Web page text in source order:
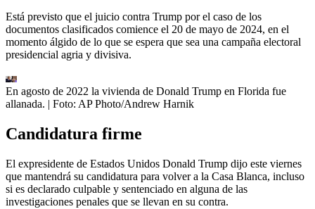
Está previsto que el juicio contra Trump por el caso de los
documentos clasificados comience el 20 de mayo de 2024, en el
momento álgido de lo que se espera que sea una campaña electoral
presidencial agria y divisiva.
En agosto de 2022 la vivienda de Donald Trump en Florida fue
allanada. | Foto: AP Photo/Andrew Harnik
Candidatura firme
El expresidente de Estados Unidos Donald Trump dijo este viernes
que mantendrá su candidatura para volver a la Casa Blanca, incluso
si es declarado culpable y sentenciado en alguna de las
investigaciones penales que se llevan en su contra.